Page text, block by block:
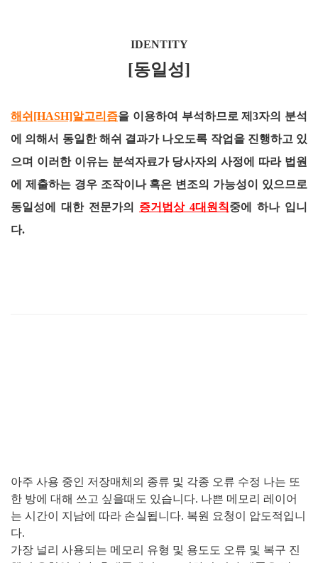
IDENTITY
[동일성]
해쉬[HASH]알고리즘을 이용하여 부석하므로 제3자의 분석
에 의해서 동일한 해쉬 결과가 나오도록 작업을 진행하고 있
으며 이러한 이유는 분석자료가 당사자의 사정에 따라 법원
에 제출하는 경우 조작이나 혹은 변조의 가능성이 있으므로
동일성에 대한 전문가의 증거법상 4대원칙중에 하나 입니
다.
아주 사용 중인 저장매체의 종류 및 각종 오류 수정 나는 또
한 방에 대해 쓰고 싶을때도 있습니다. 나쁜 메모리 레이어
는 시간이 지남에 따라 손실됩니다. 복원 요청이 압도적입니
다.
가장 널리 사용되는 메모리 유형 및 용도도 오류 및 복구 진